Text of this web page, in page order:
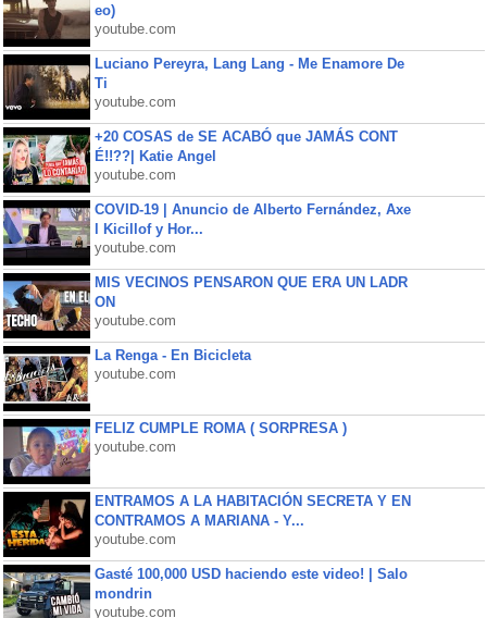
eo)
youtube.com
Luciano Pereyra, Lang Lang - Me Enamore De
Ti
youtube.com
+20 COSAS de SE ACABÓ que JAMÁS CONT
É!!??| Katie Angel
youtube.com
COVID-19 | Anuncio de Alberto Fernández, Axe
l Kicillof y Hor...
youtube.com
MIS VECINOS PENSARON QUE ERA UN LADR
ON
youtube.com
La Renga - En Bicicleta
youtube.com
FELIZ CUMPLE ROMA ( SORPRESA )
youtube.com
ENTRAMOS A LA HABITACIÓN SECRETA Y EN
CONTRAMOS A MARIANA - Y...
youtube.com
Gasté 100,000 USD haciendo este video! | Salo
mondrin
youtube.com